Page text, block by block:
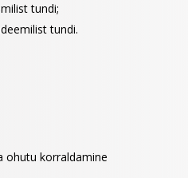
tundi;
tundi.
ohutu korraldamine